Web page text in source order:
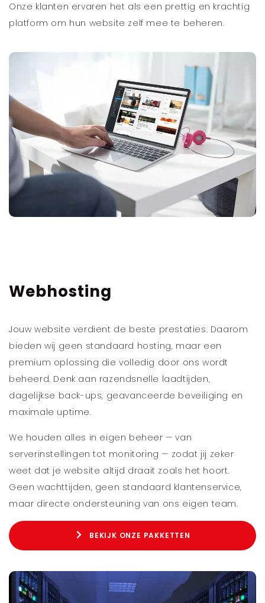
Onze klanten ervaren het als een prettig en krachtig
platform om hun website zelf mee te beheren.
Webhosting
Jouw website verdient de beste prestaties. Daarom
bieden wij geen standaard hosting, maar een
premium oplossing die volledig door ons wordt
beheerd. Denk aan razendsnelle laadtijden,
dagelijkse back-ups, geavanceerde beveiliging en
maximale uptime.
We houden alles in eigen beheer — van
serverinstellingen tot monitoring — zodat jij zeker
weet dat je website altijd draait zoals het hoort.
Geen wachttijden, geen standaard klantenservice,
maar directe ondersteuning van ons eigen team.
BEKIJK ONZE PAKKETTEN